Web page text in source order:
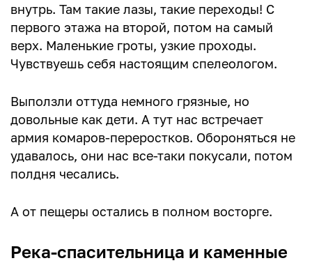
внутрь. Там такие лазы, такие переходы! С
первого этажа на второй, потом на самый
верх. Маленькие гроты, узкие проходы.
Чувствуешь себя настоящим спелеологом.
Выползли оттуда немного грязные, но
довольные как дети. А тут нас встречает
армия комаров-переростков. Обороняться не
удавалось, они нас все-таки покусали, потом
полдня чесались.
А от пещеры остались в полном восторге.
Река-спасительница и каменные